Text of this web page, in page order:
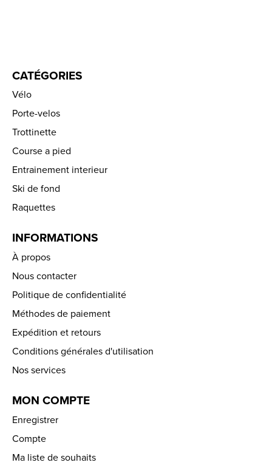
CATÉGORIES
Vélo
Porte-velos
Trottinette
Course a pied
Entrainement interieur
Ski de fond
Raquettes
INFORMATIONS
À propos
Nous contacter
Politique de confidentialité
Méthodes de paiement
Expédition et retours
Conditions générales d'utilisation
Nos services
MON COMPTE
Enregistrer
Compte
Ma liste de souhaits